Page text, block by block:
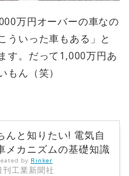
万円オーバーの車なの
ういった車もある」と
す。だって1,000万円あ
もん（笑）
んと知りたい! 電気自
メカニズムの基礎知識
by Rinker
刊工業新聞社